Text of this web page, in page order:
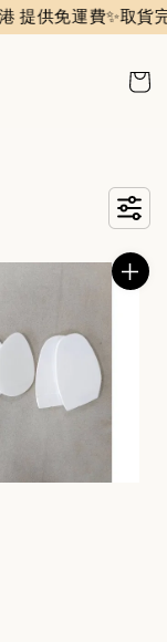
提供免運費✨️取貨